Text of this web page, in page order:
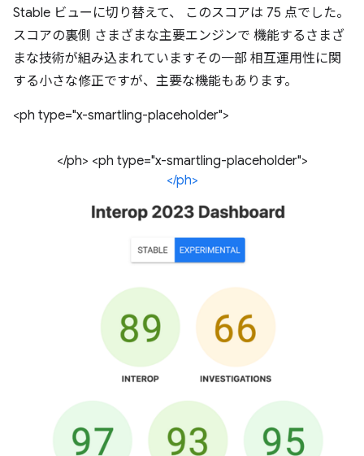
Stable ビューに切り替えて、 このスコアは 75 点でした。
スコアの裏側 さまざまな主要エンジンで 機能するさまざ
まな技術が組み込まれていますその一部 相互運用性に関
する小さな修正ですが、主要な機能もあります。
<ph type="x-smartling-placeholder">
</ph> <ph type="x-smartling-placeholder">
</ph>